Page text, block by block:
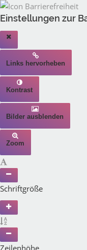
Einstellungen zur
Links hervorheben
Kontrast
Bilder ausblenden
Zoom
Schriftgröße
Zeilenhöhe